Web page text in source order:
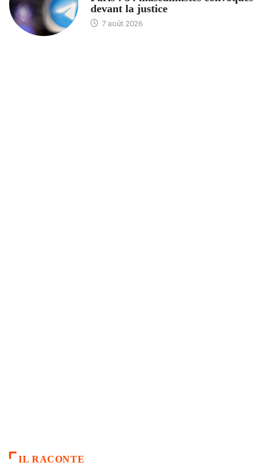
devant la justice
7 août 2026
IL RACONTE